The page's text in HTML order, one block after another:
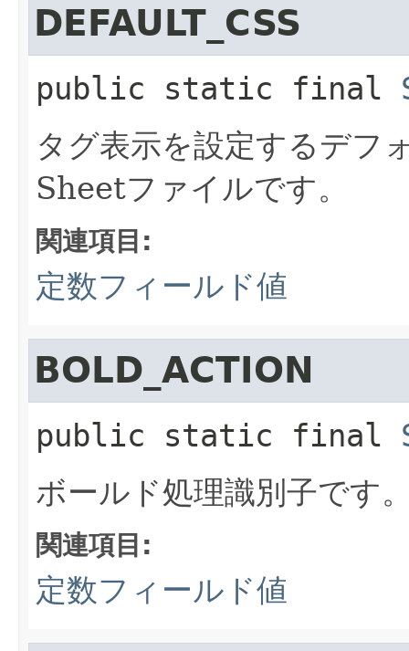
DEFAULT_CSS
public static final
タグ表示を設定するデ
Sheetファイルです。
関連項目:
定数フィールド値
BOLD_ACTION
public static final
ボールド処理識別子です
関連項目:
定数フィールド値